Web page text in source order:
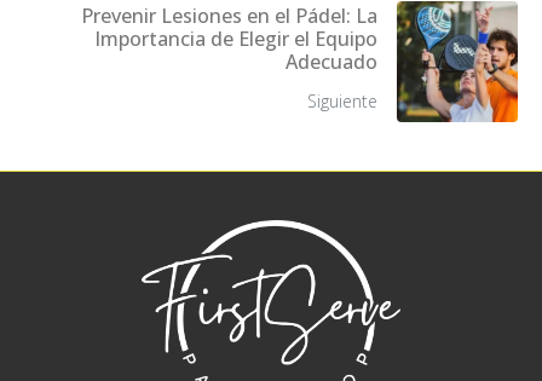
Prevenir Lesiones en el Pádel: La
Importancia de Elegir el Equipo
Adecuado
Siguiente